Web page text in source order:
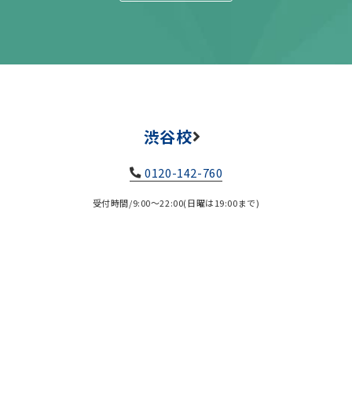
渋谷校
0120-142-760
受付時間/9:00～22:00(日曜は19:00まで)